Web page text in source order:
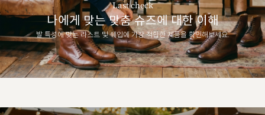
Last check
나에게 맞는 맞춤 슈즈에 대한 이해
발 특성에 맞는 라스트 및 쉐입에 가장 적합한 제품을 확인해보세요.